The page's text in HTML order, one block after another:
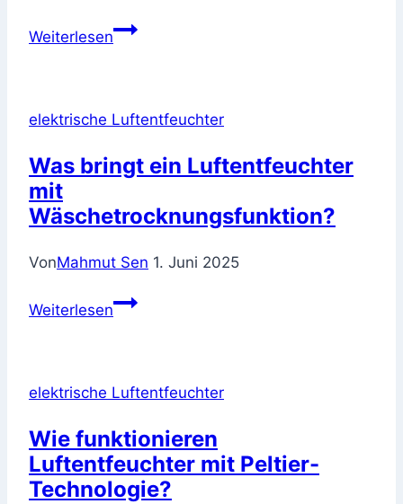
WeiterlesenFrüh
–
Anzeichen
und
elektrische Luftentfeuchter
Was bringt ein Luftentfeuchter
mit
Wäschetrocknungsfunktion?
VonMahmut Sen 1. Juni 2025
WeiterlesenWas
mit
elektrische Luftentfeuchter
Wie funktionieren
Luftentfeuchter mit Peltier-
Technologie?